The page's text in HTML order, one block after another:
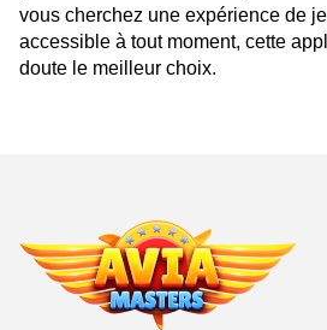
vous cherchez une expérience de
accessible à tout moment, cette
doute le meilleur choix.